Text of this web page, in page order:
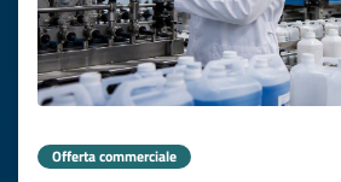
Offerta commerciale